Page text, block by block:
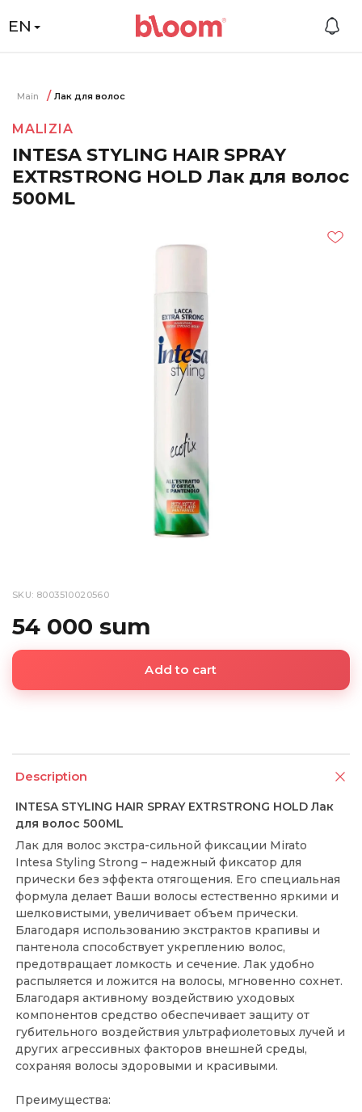
EN
Main Лак для волос
MALIZIA
INTESA STYLING HAIR SPRAY
EXTRSTRONG HOLD Лак для волос
500ML
SKU: 8003510020560
54 000 sum
Add to cart
Description
INTESA STYLING HAIR SPRAY EXTRSTRONG HOLD Лак
для волос 500ML
Лак для волос экстра-сильной фиксации Mirato
Intesa Styling Strong – надежный фиксатор для
прически без эффекта отягощения. Его специальная
формула делает Ваши волосы естественно яркими и
шелковистыми, увеличивает объем прически.
Благодаря использованию экстрактов крапивы и
пантенола способствует укреплению волос,
предотвращает ломкость и сечение. Лак удобно
распыляется и ложится на волосы, мгновенно сохнет.
Благодаря активному воздействию уходовых
компонентов средство обеспечивает защиту от
губительного воздействия ультрафиолетовых лучей и
других агрессивных факторов внешней среды,
сохраняя волосы здоровыми и красивыми.
Преимущества: